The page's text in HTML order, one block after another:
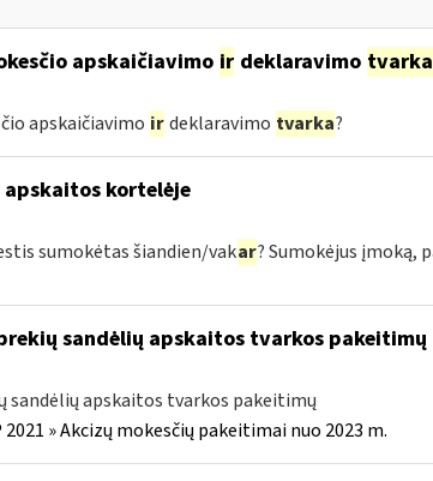
apskaičiavimo irdeklaravimo tvarka
apskaičiavimo ir deklaravimo tvarka?
apskaitos kortelėje
sumokėtas šiandien/vakar? Sumokėjus įmoką,
sandėlių apskaitos tvarkos pakeitimų
sandėlių apskaitos tvarkos pakeitimų
2021 » Akcizų mokesčių pakeitimai nuo 2023 m.